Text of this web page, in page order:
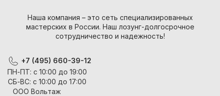
Наша компания – это сеть специализированных
мастерских в России. Наш лозунг-долгосрочное
сотрудничество и надежность!
+7 (495) 660-39-12
ПН-ПТ: с 10:00 до 19:00
СБ-ВС: с 10:00 до 17:00
ООО Вольтаж